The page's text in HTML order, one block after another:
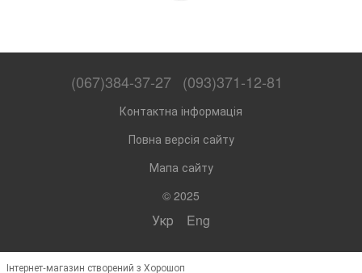
(067)384-37-27 (093)371-12-81
Контактна інформація
Повна версія сайту
Мапа сайту
© 2025
Укр Eng
Інтернет-магазин створений з Хорошоп